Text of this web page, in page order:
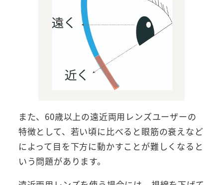
また、60歳以上の遠近両用レンズユーザーの
特徴として、若い頃に比べると眼筋の衰えなど
によって目を下方に動かすことが難しくなると
いう問題があります。